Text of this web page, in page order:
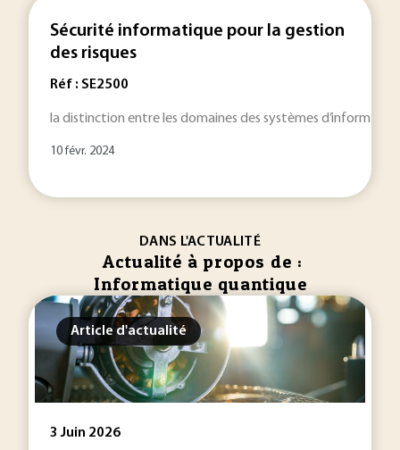
Sécurité informatique pour la gestion
des risques
Réf : SE2500
la distinction entre les domaines des systèmes
10 févr. 2024
DANS L'ACTUALITÉ
Actualité à propos de :
Informatique quantique
Article d'actualité
3 Juin 2026